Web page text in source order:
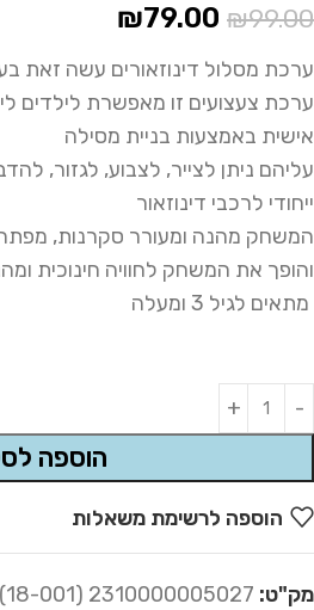
₪99.00
₪79.00
ערכת מסלול דינוזאורים עשה זאת
ערכת צעצועים זו מאפשרת לילדים
אישית באמצעות בניית מסילה
עליהם ניתן לצייר, לצבוע, לגזור,
ייחודי לרכבי דינוזאור
המשחק מהנה ומעורר סקרנות, מפתח
והופך את המשחק לחוויה חינוכית
מתאים לגיל 3 ומעלה
הוספה
Alternative:
הוספה לרשימת משאלות
מק"ט: 2310000005027 (18-001)